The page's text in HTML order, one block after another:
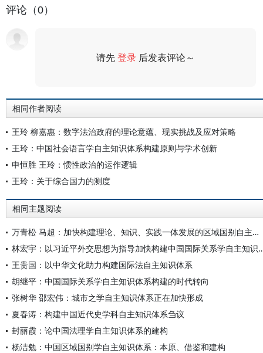
评论（0）
请先登录 后发表评论～
相同作者阅读
王玲 柳嘉惠：数字法治政府的理论意蕴、现实挑战及应对策略
王玲：中国社会语言学自主知识体系构建原则与学术创新
申恒胜 王玲：惯性政治的运作逻辑
王玲：关于综合国力的测度
相同主题阅读
万青松 马超：加快构建理论、知识、实践一体发展的区域国别自主知识体系
林宏宇：以习近平外交思想为
王贵国：以中华文化助力构建国际法自主知识体系
胡继平：中国国际关系学自主知识体系构建的时代转向
张树华 邵宏伟：城市之学自主知识体系正在加快形成
夏春涛：构建中国近代史学科自主知识体系刍议
封丽霞：论中国法理学自主知识体系的建构
杨洁勉：中国区域国别学自主知识体系：本原、借鉴和建构